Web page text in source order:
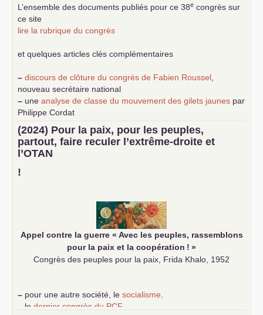
L’ensemble des documents publiés pour ce 38e congrès sur
ce site
lire la rubrique du congrès
et quelques articles clés complémentaires
– discours de clôture du congrès de Fabien Roussel
nouveau secrétaire national
– une analyse de classe du mouvement des gilets jaunes par
Philippe Cordat
–
un texte de Jean-Claude Delaunay
le marxisme est la
science sociale de notre temps
–un appel proposé aux partis communistes et ouvrier
d’Europe
–
(2024) Pour la paix, pour les peuples,
partout, faire reculer l’extrême-droite et
l’OTAN
!
Appel contre la guerre « Avec les peuples, rassemblons
pour la paix et la coopération ! »
Congrès des peuples pour la paix, Frida Khalo, 1952
– pour une autre société, le socialisme
le dernier congrès du PCF